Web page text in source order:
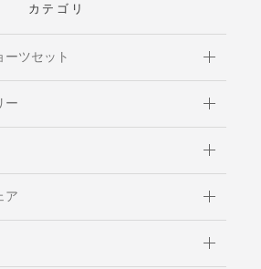
カテゴリ
ーツセット
ー
ア